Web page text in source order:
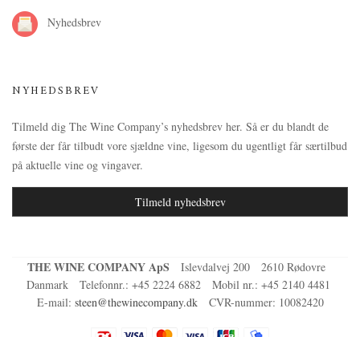
Nyhedsbrev
NYHEDSBREV
Tilmeld dig The Wine Company’s nyhedsbrev her. Så er du blandt de
første der får tilbudt vore sjældne vine, ligesom du ugentligt får særtilbud
på aktuelle vine og vingaver.
Tilmeld nyhedsbrev
THE WINE COMPANY ApS Islevdalvej 200
2610 Rødovre
Danmark
Telefonnr.: +45 2224 6882 Mobil nr.: +45 2140 4481
E-mail: steen@thewinecompany.dk CVR-nummer: 10082420